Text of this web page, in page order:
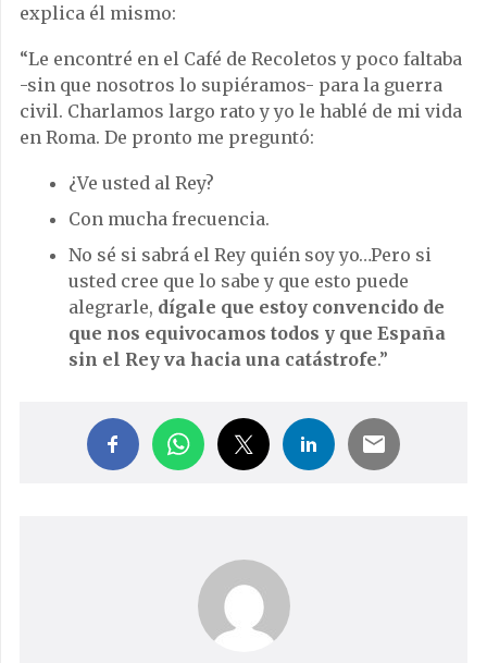
explica él mismo:
“Le encontré en el Café de Recoletos y poco faltaba
-sin que nosotros lo supiéramos- para la guerra
civil. Charlamos largo rato y yo le hablé de mi vida
en Roma. De pronto me preguntó:
¿Ve usted al Rey?
Con mucha frecuencia.
No sé si sabrá el Rey quién soy yo…Pero si
usted cree que lo sabe y que esto puede
alegrarle, dígale que estoy convencido de
que nos equivocamos todos y que España
sin el Rey va hacia una catástrofe.”